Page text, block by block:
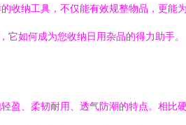
纳工具，不仅能有效规整物品，更能
如何成为您收纳日用杂品的得力助手。
、柔韧耐用、透气防潮的特点。相比